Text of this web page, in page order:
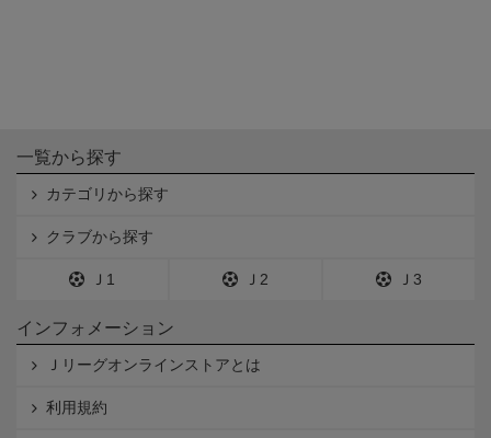
一覧から探す
カテゴリから探す
クラブから探す
Ｊ1 Ｊ2 Ｊ3
インフォメーション
Ｊリーグオンラインストアとは
利用規約